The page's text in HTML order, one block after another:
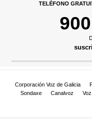
TELÉFONO
Corporación Voz de Galicia
Sondaxe
Canalvoz